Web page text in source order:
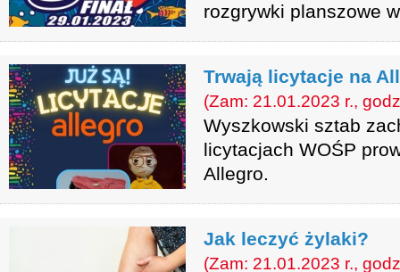
rozgrywki planszowe
Trwają licytacje na
(Zam: 21.01.2023 r.,
Wyszkowski sztab
licytacjach WOŚP
Allegro.
Jak leczyć żylaki?
(Zam: 21.01.2023 r.,